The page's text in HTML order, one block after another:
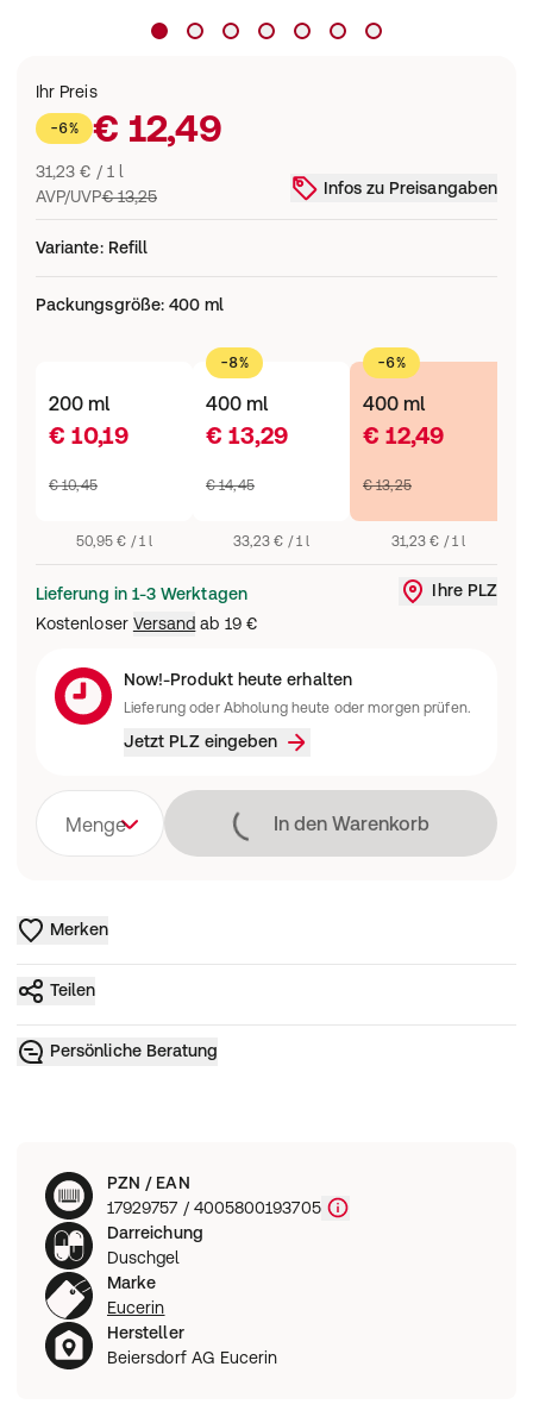
Ihr Preis
-6% € 12,49
31,23 € / 1 l
AVP/UVP€ 13,25 Infos zu Preisangaben
Variante: Refill
Packungsgröße:400 ml
200 ml
€ 10,19
€ 10,45
50,95 € / 1 l
-8%
400 ml
€ 13,29
€ 14,45
33,23 € / 1 l
-6%
400 ml
€ 12,49
€ 13,25
31,23 € / 1 l
Lieferung in 1-3 Werktagen
Kostenloser Versand ab 19 €
Ihre PLZ
Now!-Produkt heute erhalten
Lieferung oder Abholung heute oder morgen prüfen.
Jetzt PLZ eingeben
Menge LädtIn den Warenkorb
Merken
Teilen
Persönliche Beratung
PZN / EAN
17929757 / 4005800193705
Darreichung
Duschgel
Marke
Eucerin
Hersteller
Beiersdorf AG Eucerin